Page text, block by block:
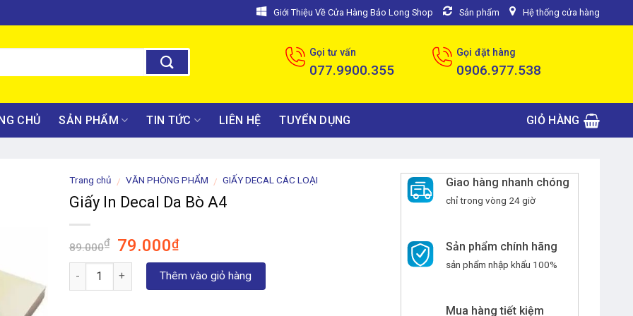
Giới Thiệu Về Cửa Hàng Bảo Long Shop Sản phẩm Hệ thống cửa hàng
Gọi tư vấn
077.9900.355
Gọi đặt hàng
0906.977.538
CHỦ SẢN PHẨM TIN TỨC LIÊN HỆ TUYỂN DỤNG GIỎ HÀNG
Trang chủ / VĂN PHÒNG PHẨM / GIẤY DECAL CÁC LOẠI
Giấy In Decal Da Bò A4
89.000₫
Giá
gốc
là:
89.000₫.
79.000₫Giá
hiện
tại
là:
Số lượng Thêm vào giỏ hàng
Giao hàng nhanh chóng
chỉ trong vòng 24 giờ
Sản phẩm chính hãng
sản phẩm nhập khẩu 100%
Mua hàng tiết kiệm